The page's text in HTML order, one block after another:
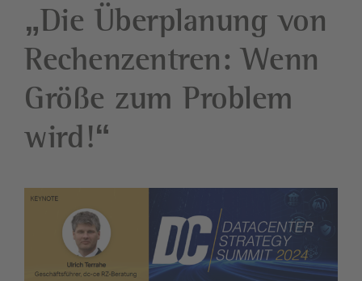
„Die Überplanung von
Rechenzentren: Wenn
Größe zum Problem
wird!“